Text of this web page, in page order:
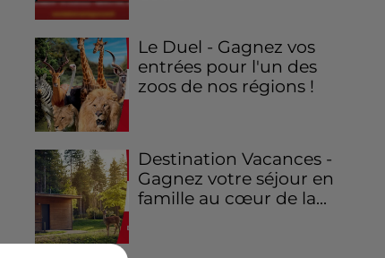
Le Duel - Gagnez vos
entrées pour l'un des
zoos de nos régions !
Destination Vacances -
Gagnez votre séjour en
famille au cœur de la...